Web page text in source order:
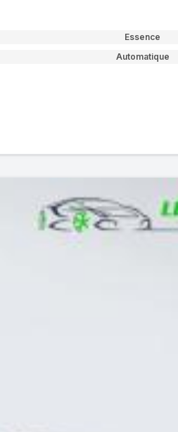
Essence
Automatique